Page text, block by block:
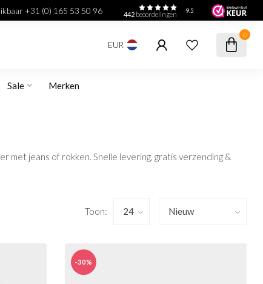
+31 (0) 165 53 50 96 442beoordelingen
9.5
EUR
0
Sale Merken
met jeans of rokken. Snelle levering, gratis verzending &
Toon:
-30%